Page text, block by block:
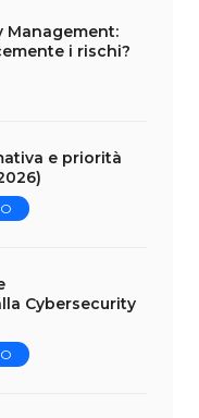
Management:
i rischi?
e priorità
Cybersecurity